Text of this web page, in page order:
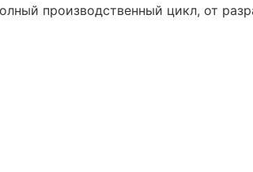
производственный цикл, от